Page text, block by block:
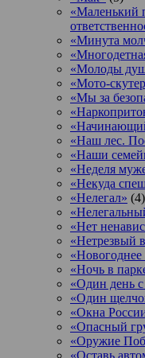
«Маленький
«Минута
«Молоды
«Мото-
«Мы за
«Наш лес.
«Наши
«Неделя
«Некуда
«Нелегал» (4)
«Нет
«Нетрезвый
«Новогоднее
«Ночь в
«Один день
«Один
«Окна
«Опасный
«Оружие
«Оставь